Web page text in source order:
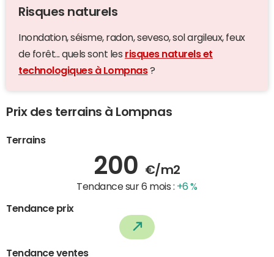
Risques naturels
Inondation, séisme, radon, seveso, sol argileux, feux
de forêt... quels sont les risques naturels et
technologiques à Lompnas?
Prix des terrains à Lompnas
Terrains
200 €/m2
Tendance sur 6 mois : +6 %
Tendance prix
Tendance ventes